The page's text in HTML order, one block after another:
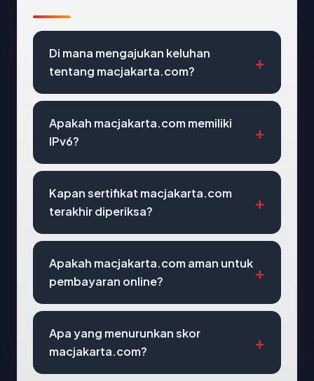
Di mana mengajukan keluhan
tentang macjakarta.com?
Apakah macjakarta.com memiliki
IPv6?
Kapan sertifikat macjakarta.com
terakhir diperiksa?
Apakah macjakarta.com aman untuk
pembayaran online?
Apa yang menurunkan skor
macjakarta.com?